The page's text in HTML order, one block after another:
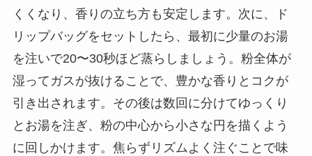
くくなり、香りの立ち方も安定します。次に、ド
リップバッグをセットしたら、最初に少量のお湯
を注いで20〜30秒ほど蒸らしましょう。粉全体が
湿ってガスが抜けることで、豊かな香りとコクが
引き出されます。その後は数回に分けてゆっくり
とお湯を注ぎ、粉の中心から小さな円を描くよう
に回しかけます。焦らずリズムよく注ぐことで味